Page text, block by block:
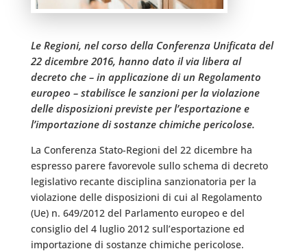
Le Regioni, nel corso della Conferenza Unificata del
22 dicembre 2016, hanno dato il via libera al
decreto che – in applicazione di un Regolamento
europeo – stabilisce le sanzioni per la violazione
delle disposizioni previste per l’esportazione e
l’importazione di sostanze chimiche pericolose.
La Conferenza Stato-Regioni del 22 dicembre ha
espresso parere favorevole sullo schema di decreto
legislativo recante disciplina sanzionatoria per la
violazione delle disposizioni di cui al Regolamento
(Ue) n. 649/2012 del Parlamento europeo e del
consiglio del 4 luglio 2012 sull’esportazione ed
importazione di sostanze chimiche pericolose.